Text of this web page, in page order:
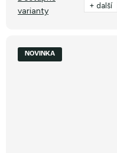
varianty
+ další
NOVINKA